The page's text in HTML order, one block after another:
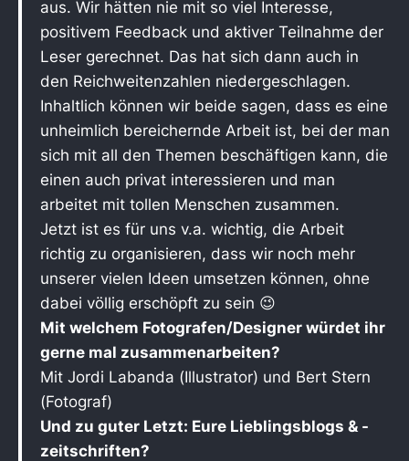
aus. Wir hätten nie mit so viel Interesse,
positivem Feedback und aktiver Teilnahme der
Leser gerechnet. Das hat sich dann auch in
den Reichweitenzahlen niedergeschlagen.
Inhaltlich können wir beide sagen, dass es eine
unheimlich bereichernde Arbeit ist, bei der man
sich mit all den Themen beschäftigen kann, die
einen auch privat interessieren und man
arbeitet mit tollen Menschen zusammen.
Jetzt ist es für uns v.a. wichtig, die Arbeit
richtig zu organisieren, dass wir noch mehr
unserer vielen Ideen umsetzen können, ohne
dabei völlig erschöpft zu sein 😉
Mit welchem Fotografen/Designer würdet ihr
gerne mal zusammenarbeiten?
Mit Jordi Labanda (Illustrator) und Bert Stern
(Fotograf)
Und zu guter Letzt: Eure Lieblingsblogs & -
zeitschriften?